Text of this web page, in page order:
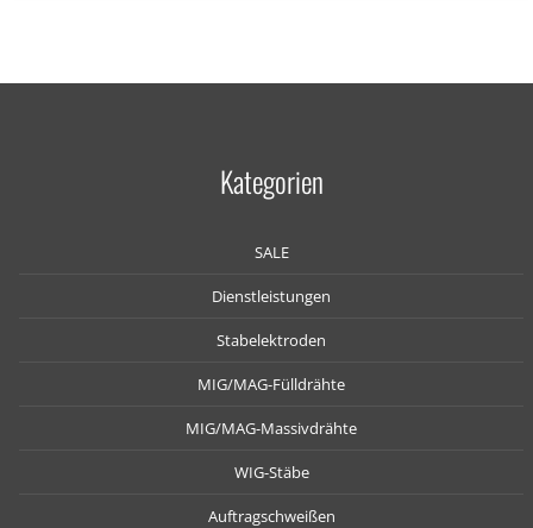
Kategorien
SALE
Dienstleistungen
Stabelektroden
MIG/MAG-Fülldrähte
MIG/MAG-Massivdrähte
WIG-Stäbe
Auftragschweißen